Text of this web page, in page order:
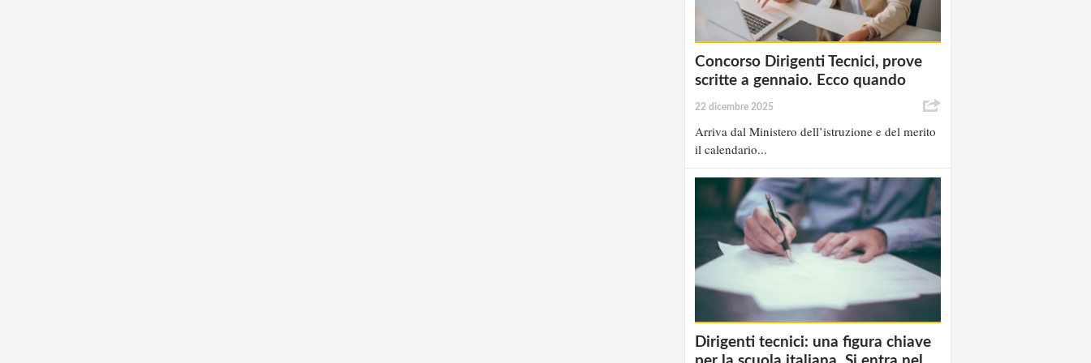
Concorso Dirigenti Tecnici, prove
scritte a gennaio. Ecco quando
22 dicembre 2025
Arriva dal Ministero dell’istruzione e del merito
il calendario...
Dirigenti tecnici: una figura chiave